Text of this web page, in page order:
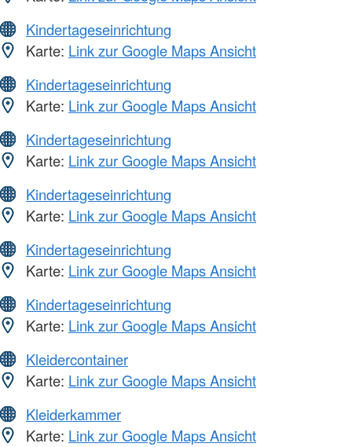
Kindertageseinrichtung
Karte: Link zur Google Maps Ansicht
Kindertageseinrichtung
Karte: Link zur Google Maps Ansicht
Kindertageseinrichtung
Karte: Link zur Google Maps Ansicht
Kindertageseinrichtung
Karte: Link zur Google Maps Ansicht
Kindertageseinrichtung
Karte: Link zur Google Maps Ansicht
Kindertageseinrichtung
Karte: Link zur Google Maps Ansicht
Kleidercontainer
Karte: Link zur Google Maps Ansicht
Kleiderkammer
Karte: Link zur Google Maps Ansicht